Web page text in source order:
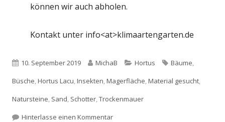
können wir auch abholen.
Kontakt unter info<at>klimaartengarten.de
Veröffentlicht
am
10. September 2019 Autor
MichaB Kategorien
Hortus Schlagwörter
Bäume,
Büsche,Hortus Lacu,Insekten,Magerfläche,Material gesucht,
Natursteine, Sand, Schotter,Trockenmauer
Hinterlasse einen Kommentarzu Material gesucht!